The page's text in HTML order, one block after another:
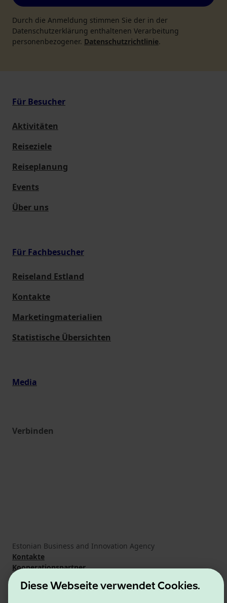
Diese Webseite verwendet Cookies.
Durch die Anmeldung stimmen Sie der in der
Datenschutzerklärung enthaltenen Verarbeitung
personenbezogener. Datenschutzrichtlinie.
Für Besucher
Aktivitäten
Reiseziele
Reiseplanung
Events
Über uns
Für Fachbesucher
Reiseland Estland
Kontakte
Marketingmaterialien
Statistische Übersichten
Media
Verbinden
Estonian Business and Innovation Agency
Kontakte
Kooperationspartner
Cookie- und Datenschutzrichtlinie